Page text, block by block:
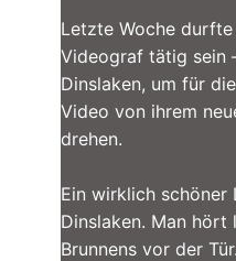
Letzte Woche
Videograf tätig sein
Dinslaken, um für
Video von ihrem
drehen.
Ein wirklich schöner
Dinslaken. Man hört
Brunnens vor der